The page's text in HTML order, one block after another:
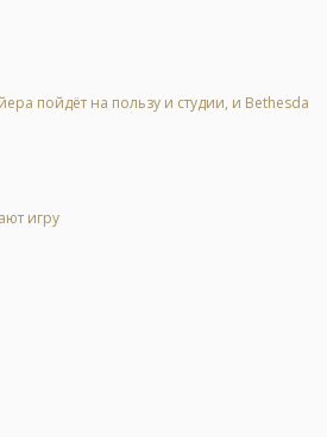
пойдёт на пользу и студии, и Bethesda
игру